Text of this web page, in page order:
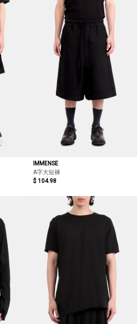
依上架時間
依最新折扣
依價格低至高
依價格高至低
依折扣低至高
依折扣高至低
IMMENSE
A字大短褲
$ 104.98